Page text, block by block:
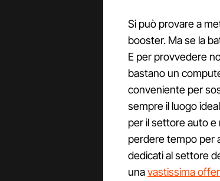
Si può provare a
booster. Ma se la
E per provvedere
bastano un
conveniente per
sempre il luogo
per il settore auto
perdere tempo per
dedicati al settore
unavastissima